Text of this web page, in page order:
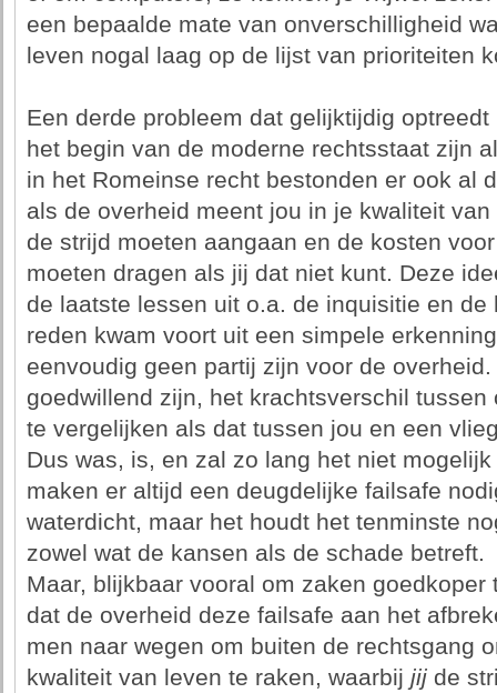
een bepaalde mate van onverschilligheid
leven nogal laag op de lijst van prioriteiten
Een derde probleem dat gelijktijdig
het begin van de moderne rechtsstaat zijn
in het Romeinse recht bestonden er ook al
als de overheid meent jou in je kwaliteit
de strijd moeten aangaan en de kosten
moeten dragen als jij dat niet kunt. Deze
de laatste lessen uit o.a. de inquisitie en
reden kwam voort uit een simpele
eenvoudig geen partij zijn voor de
goedwillend zijn, het krachtsverschil
te vergelijken als dat tussen jou en een
Dus was, is, en zal zo lang het niet
maken er altijd een deugdelijke failsafe
waterdicht, maar het houdt het tenminste
zowel wat de kansen als de schade betreft.
Maar, blijkbaar vooral om zaken
dat de overheid deze failsafe aan het
men naar wegen om buiten de rechtsgang
kwaliteit van leven te raken, waarbij jijde